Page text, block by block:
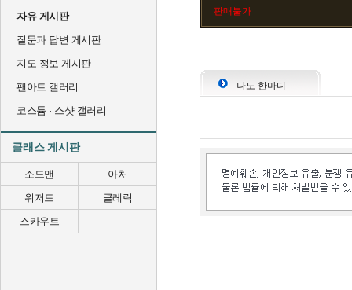
자유 게시판
질문과 답변 게시판
지도 정보 게시판
팬아트 갤러리
코스튬 · 스샷 갤러리
클래스 게시판
소드맨
아처
위저드
클레릭
스카우트
판매불가
나도 한마디